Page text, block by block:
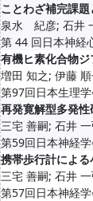
ことわざ補完課
泉水 紀彦; 石井
第 44 回日本神経
有機ヒ素化合物
増田 知之; 伊藤
第97回日本生理
再発寛解型多発
三宅 善嗣; 石井
第59回日本神経
携帯歩行計によ
三宅 善嗣; 石井
第57回日本神経